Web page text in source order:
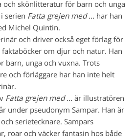
och skönlitteratur för barn och unga
serien Fatta grejen med … har han
Michel Quintin.
och driver också eget förlag för
om djur och natur. Han
barn, unga och vuxna. Trots
och förläggare har han inte helt
Fatta grejen med … är illustratören
under pseudonym Sampar. Han är
serietecknare. Sampars
roar och väcker fantasin hos både